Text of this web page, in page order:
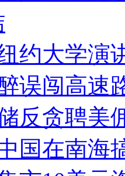
约大学演
误闯高速
反贪聘美
国在南海